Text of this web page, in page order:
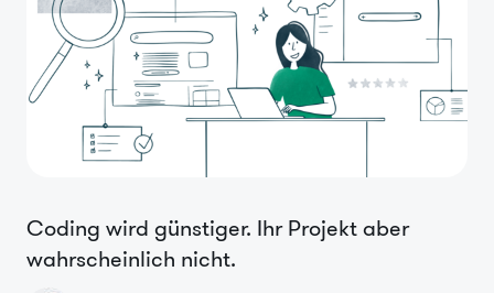
Coding wird günstiger. Ihr Projekt aber
wahrscheinlich nicht.